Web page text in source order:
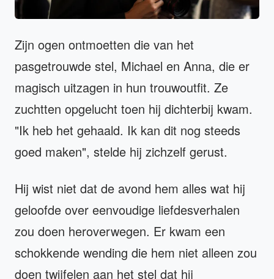
Zijn ogen ontmoetten die van het
pasgetrouwde stel, Michael en Anna, die er
magisch uitzagen in hun trouwoutfit. Ze
zuchtten opgelucht toen hij dichterbij kwam.
"Ik heb het gehaald. Ik kan dit nog steeds
goed maken", stelde hij zichzelf gerust.
Hij wist niet dat de avond hem alles wat hij
geloofde over eenvoudige liefdesverhalen
zou doen heroverwegen. Er kwam een
schokkende wending die hem niet alleen zou
doen twijfelen aan het stel dat hij